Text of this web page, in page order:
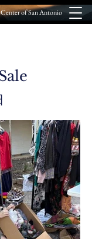
of San Antonio